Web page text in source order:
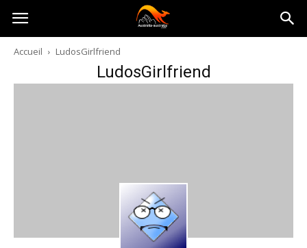
Australia-
australie.com
Accueil LudosGirlfriend
LudosGirlfriend